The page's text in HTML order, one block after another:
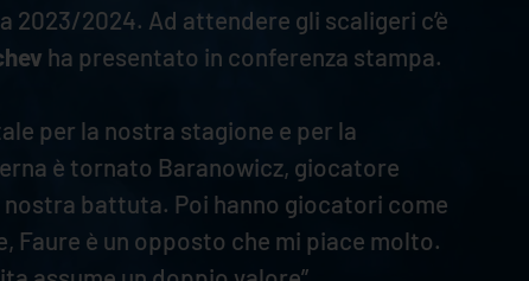
2023/2024. Ad attendere gli scaligeri c’è
ha presentato in conferenza stampa.
per la nostra stagione e per la
è tornato Baranowicz, giocatore
battuta. Poi hanno giocatori come
Faure è un opposto che mi piace molto.